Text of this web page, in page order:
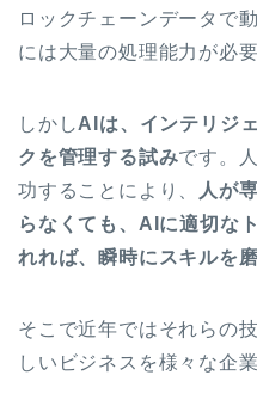
ロックチェーンデータで
には大量の処理能力が必要
しかしAIは、インテリジ
クを管理する試みです。
功することにより、
人が
らなくても、AIに適切な
れれば、瞬時にスキルを
そこで近年ではそれらの
しいビジネスを様々な企